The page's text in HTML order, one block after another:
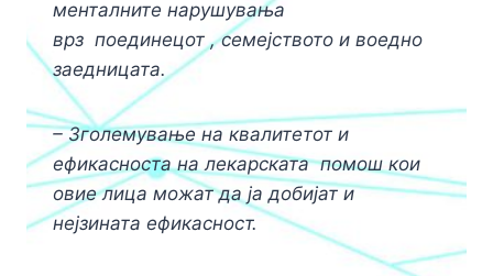
менталните нарушувања
врз поединецот , семејството и воедно
заедницата.
– Зголемување на квалитетот и
ефикасноста на лекарската помош кои
овие лица можат да ја добијат и
нејзината ефикасност.